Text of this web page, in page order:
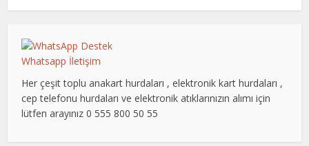
Whatsapp İletişim
Her çeşit toplu anakart hurdaları , elektronik kart hurdaları ,
cep telefonu hurdaları ve elektronik atıklarınızın alımı için
lütfen arayınız 0 555 800 50 55